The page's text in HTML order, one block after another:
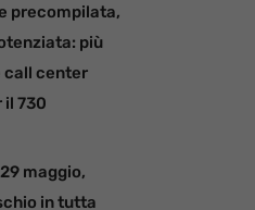
precompilata,
più
call center
730
maggio,
in tutta